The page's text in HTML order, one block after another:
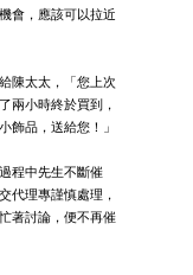
會，應該可以拉近
陳太太，「您上次
兩小時終於買到，
飾品，送給您！」
程中先生不斷催
代理專謹慎處理，
著討論，便不再催